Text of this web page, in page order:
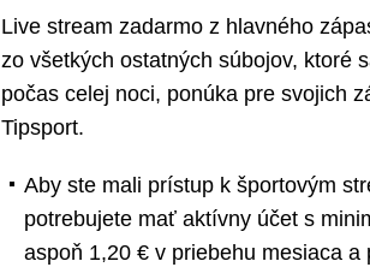
Live stream zadarmo z hlavného
zo všetkých ostatných súbojov, ktoré
počas celej noci, ponúka pre svojich
Tipsport.
Aby ste mali prístup k športovým
potrebujete mať aktívny účet s
aspoň 1,20 € v priebehu mesiaca